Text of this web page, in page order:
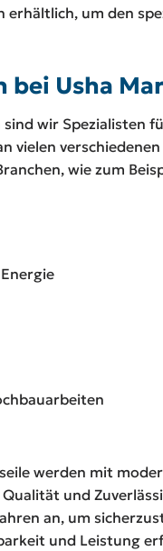
erhältlich, um den
bei Usha
wir Spezialisten
vielen
wie zum
werden mit
und
an, um
und Leistung